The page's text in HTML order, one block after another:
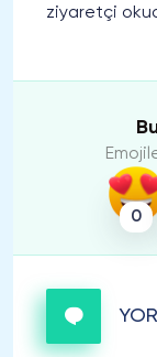
ziyaretçi
0